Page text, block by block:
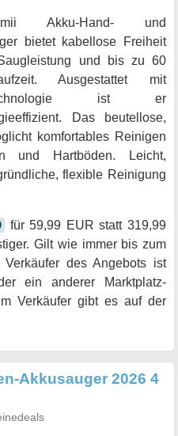
Akku-Hand- und
bietet kabellose Freiheit
und bis zu 60
Ausgestattet mit
Technologie ist er
Das beutellose,
komfortables Reinigen
und Hartböden. Leicht,
flexible Reinigung
für 59,99 EUR statt 319,99
Gilt wie immer bis zum
Verkäufer des Angebots ist
ein anderer Marktplatz-
Verkäufer gibt es auf der
Akkusauger 2026 4